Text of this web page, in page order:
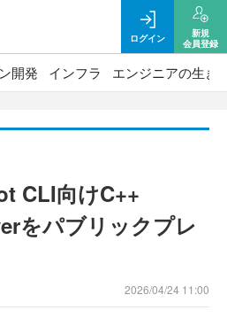
ログイン
新規
会員登録
開発 インフラ エンジニアの生き
CLI向けC++
をパブリックプレ
2026/04/24 11:00